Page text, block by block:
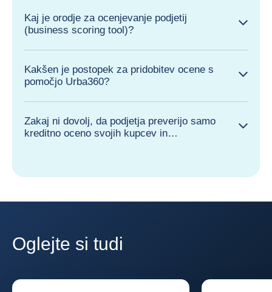
Kaj je orodje za ocenjevanje podjetij
(business scoring tool)?
Kakšen je postopek za pridobitev ocene s
pomočjo Urba360?
Zakaj ni dovolj, da podjetja preverijo samo
kreditno oceno svojih kupcev in
Oglejte si tudi